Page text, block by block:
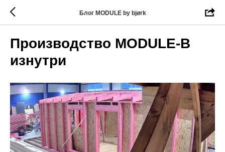
Блог MODULE by bjørk
Производство MODULE-B
изнутри